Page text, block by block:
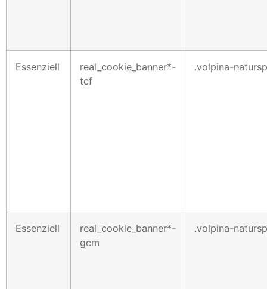
Essenziell
real_cookie_banner*-
tcf
.volpina-
Essenziell
real_cookie_banner*-
gcm
.volpina-